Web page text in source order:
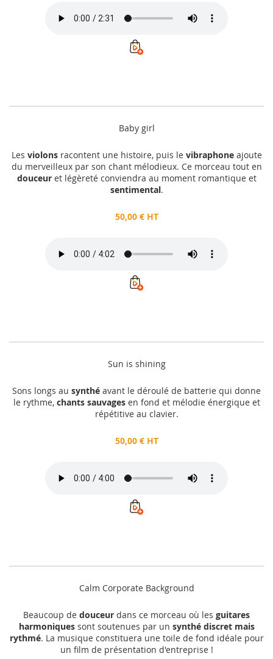
Baby girl
Les violonsracontent une histoire, puis le vibraphoneajoute
du merveilleux par son chant mélodieux. Ce morceau tout en
douceuret légèreté conviendra au moment romantique et
sentimental.
50,00 € HT
Sun is shining
Sons longs au synthé avant le déroulé de batterie qui donne
le rythme, chants sauvagesen fond et mélodie énergique et
répétitive au clavier.
50,00 € HT
Calm Corporate Background
Beaucoup de douceur dans ce morceau où les guitares
harmoniquessont soutenues par un synthé discret mais
rythmé. La musique constituera une toile de fond idéale pour
un film de présentation d'entreprise !